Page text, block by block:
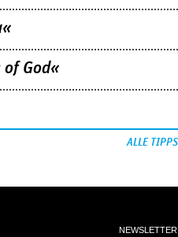
of God«
ALLE TIPPS
NEWSLETTER